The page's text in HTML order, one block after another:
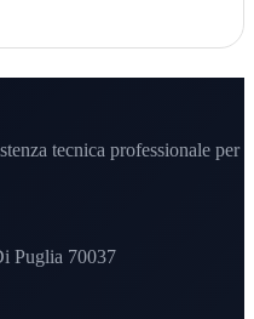
tecnica professionale per
Puglia 70037